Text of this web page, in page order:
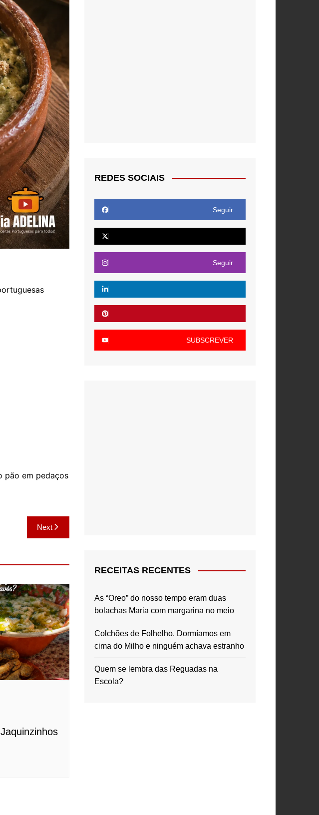
pão em pedaços
Next
REDES SOCIAIS
Seguir
Seguir
SUBSCREVER
RECEITAS RECENTES
As “Oreo” do nosso tempo eram duas
bolachas Maria com margarina no meio
Colchões de Folhelho. Dormíamos em
cima do Milho e ninguém achava estranho
Quem se lembra das Reguadas na
Escola?